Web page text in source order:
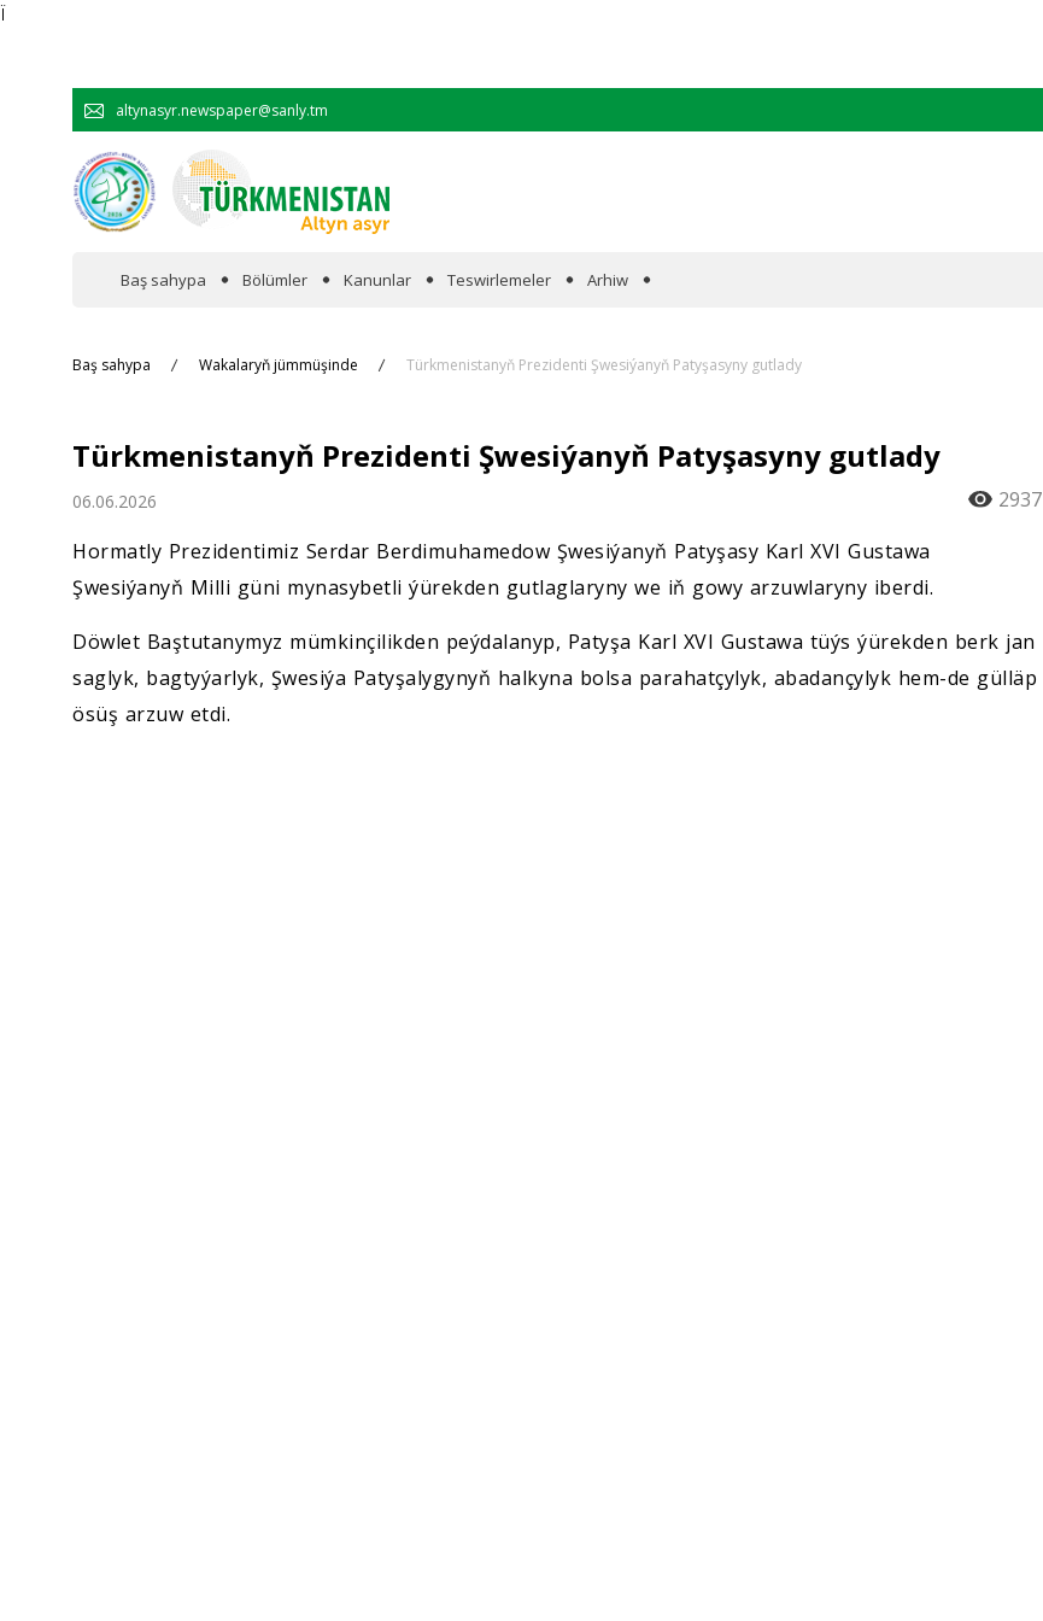
Ï
altynasyr.newspaper@sanly.tm
Baş sahypa Bölümler
Hyzmatdaşlyk
Ykdysadyýet
Medeniýet
Kanunlar Teswirlemeler Arhiw
Baş sahypa Wakalaryň jümmüşinde Türkmenistanyň Prezidenti Şwesiýanyň Patyşasyny gutlady
Türkmenistanyň Prezidenti Şwesiýanyň Patyşasyny gutlady
06.06.2026
2937
Hormatly Prezidentimiz Serdar Berdimuhamedow Şwesiýanyň Patyşasy Karl XVI Gustawa
Şwesiýanyň Milli güni mynasybetli ýürekden gutlaglaryny we iň gowy arzuwlaryny iberdi.
Döwlet Baştutanymyz mümkinçilikden peýdalanyp, Patyşa Karl XVI Gustawa tüýs ýürekden berk jan
saglyk, bagtyýarlyk, Şwesiýa Patyşalygynyň halkyna bolsa parahatçylyk, abadançylyk hem-de gülläp
ösüş arzuw etdi.